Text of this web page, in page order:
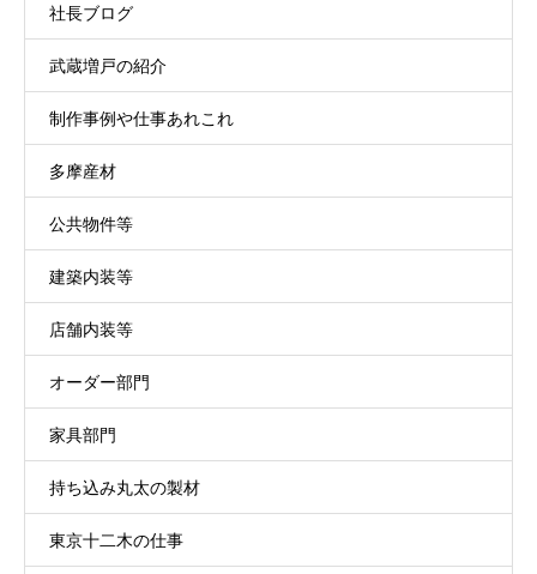
社長ブログ
武蔵増戸の紹介
制作事例や仕事あれこれ
多摩産材
公共物件等
建築内装等
店舗内装等
オーダー部門
家具部門
持ち込み丸太の製材
東京十二木の仕事